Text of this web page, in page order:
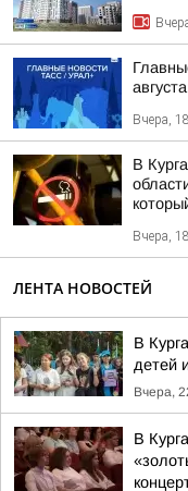
Вчера,
В
Вчера,
ЛЕНТА НОВОСТЕЙ
В
детей
Вчера,
В